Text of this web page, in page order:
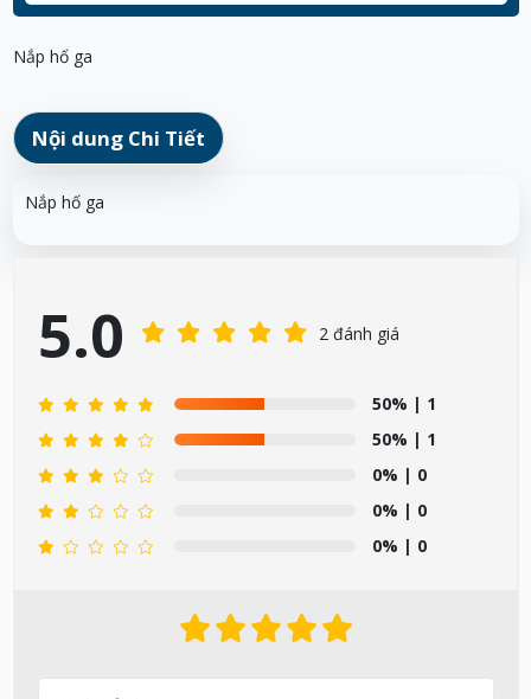
Nắp hố ga
Nội dung Chi Tiết
Nắp hố ga
5.0 2 đánh giá
50% | 1
50% | 1
0% | 0
0% | 0
0% | 0